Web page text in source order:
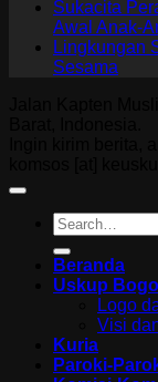
Sukacita
Awal Anak-
Lingkungan
Sesama
Beranda
Uskup
Logo
Visi
Kuria
Paroki-